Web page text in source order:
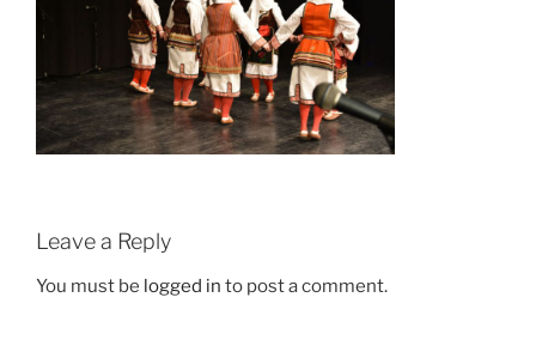
Leave a Reply
You must be logged in to post a comment.